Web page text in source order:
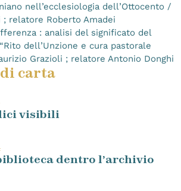
nell’ecclesiologia dell’Ottocento /
; relatore Roberto Amadei
: analisi del significato del
dell’Unzione e cura pastorale
Grazioli ; relatore Antonio Donghi
carta
visibili
dentro l’archivio